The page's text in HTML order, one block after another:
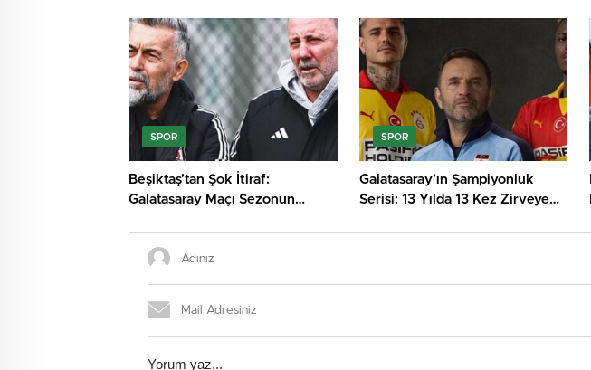
SPOR
Beşiktaş’tan Şok İtiraf:
Galatasaray Maçı Sezonun
SPOR
Galatasaray’ın Şampiyonluk
Serisi: 13 Yılda 13 Kez Zirveye